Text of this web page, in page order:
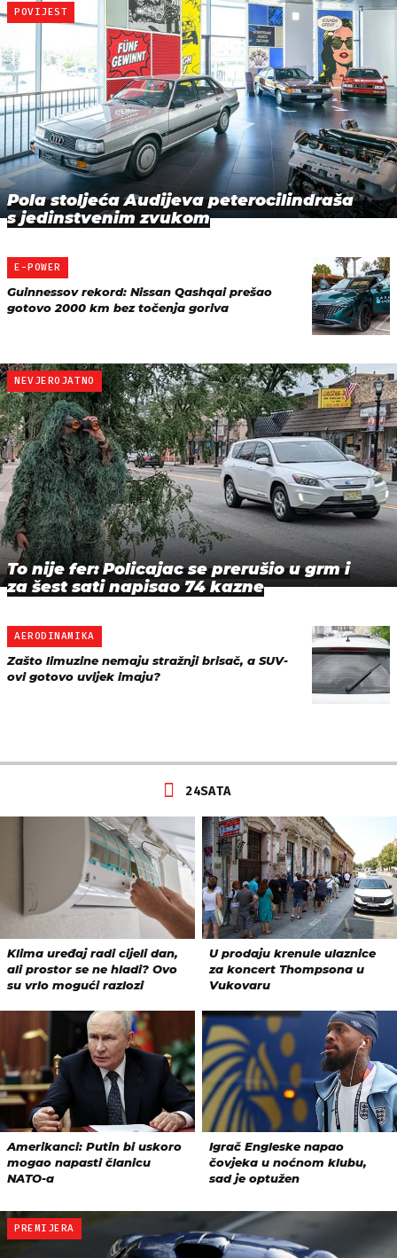
POVIJEST
Pola stoljeća Audijeva peterocilindraša
s jedinstvenim zvukom
E-POWER
Guinnessov rekord: Nissan Qashqai prešao
gotovo 2000 km bez točenja goriva
NEVJEROJATNO
To nije fer: Policajac se prerušio u grm i
za šest sati napisao 74 kazne
AERODINAMIKA
Zašto limuzine nemaju stražnji brisač, a SUV-
ovi gotovo uvijek imaju?
PREMIJERA